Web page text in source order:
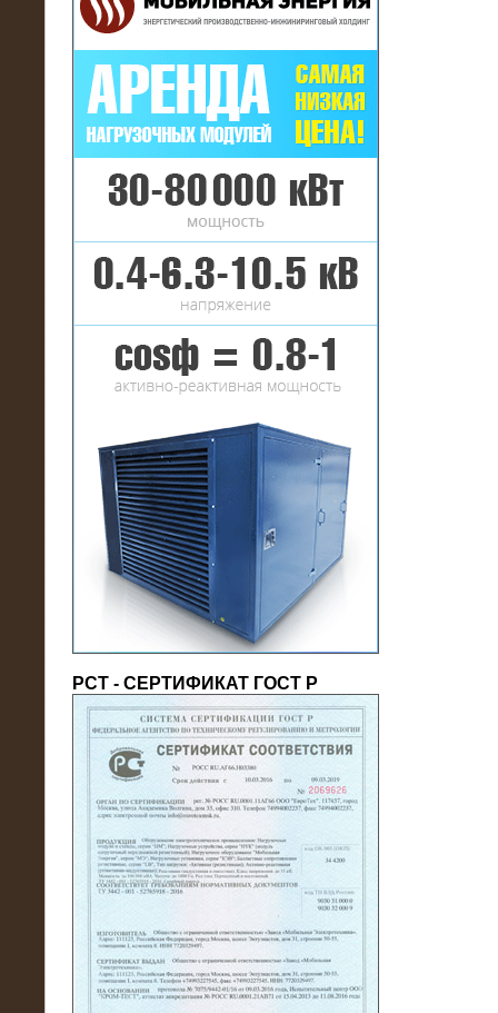
16.01.2017
Аренда нагрузочного комплекса 22
МВт (10 кВ) на газовое
месторождение
17.10.2016
Резистивный высоковольтный
нагрузочный модуль 5 МВт
(напряжение 6/10 кВ)
21.08.2016
На производственное предприятие
модули 20 МВт (0,4 кВ)
РСТ - СЕРТИФИКАТ ГОСТ Р